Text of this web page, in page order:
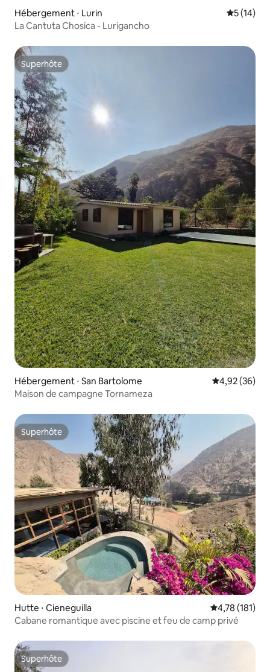
Hébergement ⋅ Lurin
5 (14)
La Cantuta Chosica - Lurigancho
Superhôte
Superhôte
Hébergement ⋅ San Bartolome Évaluation
4,92 (36)
Maison de campagne Tornameza
Superhôte
Superhôte
Hutte ⋅ Cieneguilla Évaluation
4,78 (181)
Cabane romantique avec piscine et feu de camp privé
Superhôte
Superhôte